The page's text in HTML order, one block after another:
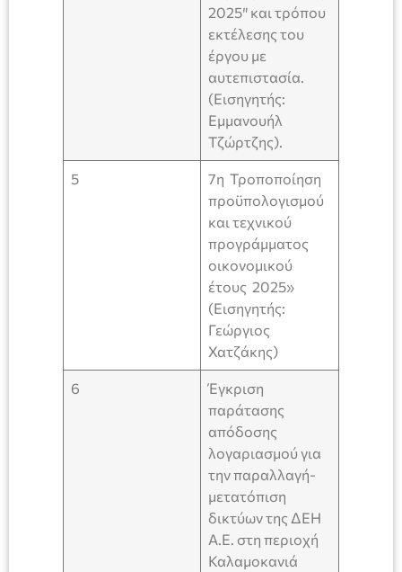
2025″ και τρόπου
εκτέλεσης του
έργου με
αυτεπιστασία.
(Εισηγητής:
Εμμανουήλ
Τζώρτζης).
5
7η Τροποποίηση
προϋπολογισμού
και τεχνικού
προγράμματος
οικονομικού
έτους 2025»
(Εισηγητής:
Γεώργιος
Χατζάκης)
6
Έγκριση
παράτασης
απόδοσης
λογαριασμού για
την παραλλαγή-
μετατόπιση
δικτύων της ΔΕΗ
Α.Ε. στη περιοχή
Καλαμοκανιά